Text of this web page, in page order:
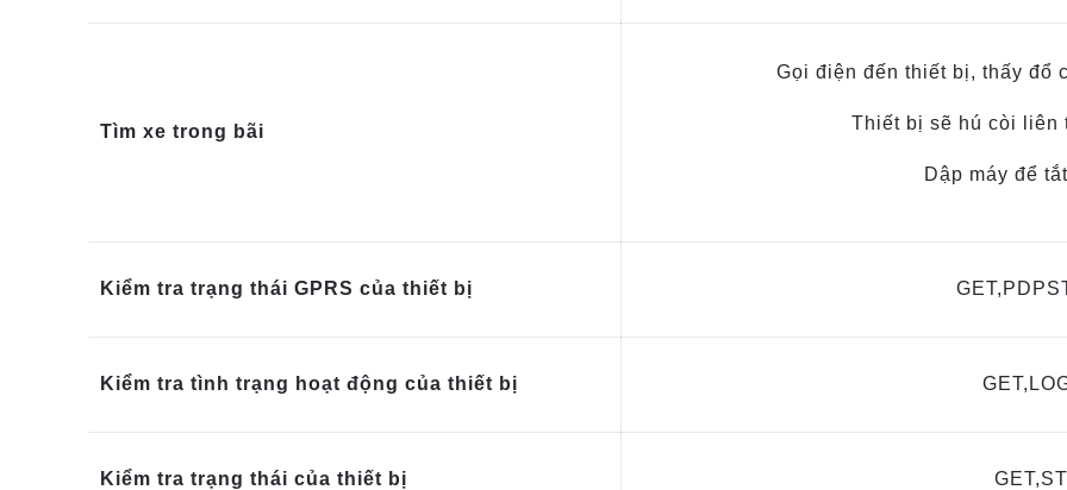
Tìm xe trong bãi
Gọi điện đến thiết bị, thấy đổ
Thiết bị sẽ hú còi liên
Dập máy để
Kiểm tra trạng thái GPRS của thiết bị
Kiểm tra tình trạng hoạt động của thiết bị
Kiểm tra trạng thái của thiết bị